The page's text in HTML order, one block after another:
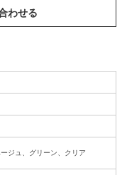
わせる
ジュ、グリーン、クリア